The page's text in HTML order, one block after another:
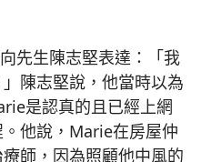
生陳志堅表達：「我
陳志堅說，他當時以為
是認真的且已經上網
他說，Marie在房屋仲
師，因為照顧他中風的